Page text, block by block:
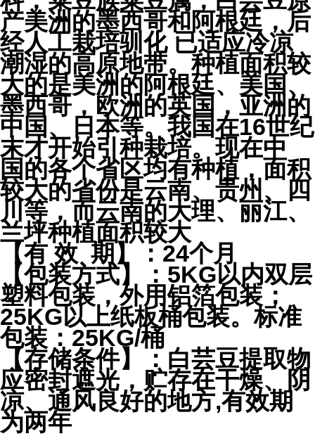
产美洲的墨西哥和阿根廷，后
经人工栽培驯化 已适应冷凉
潮湿的高原地带。种植面积较
大的是美洲的阿根廷、美国、
墨西哥，欧洲的英国，亚洲的
中国、日本等。我国在16世纪
末才开始引种栽培。现在中
国的各个省区均有种植，面积
较大的省份是云南、贵州、四
川等，而云南的大理、丽江、
兰坪种植面积较大
【有 效 期】：24个月
【包装方式】：5KG以内双层
塑料包装，外用铝箔包装；
25KG以上纸板桶包装。标准
包装：25KG/桶
【存储条件】：白芸豆提取物
应密封遮光，贮存在干燥、阴
凉、通风良好的地方,有效期
为两年